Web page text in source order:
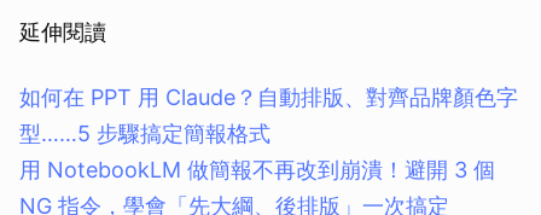
延伸閱讀
如何在 PPT 用 Claude？自動排版、對齊品牌顏色字
型……5 步驟搞定簡報格式
用 NotebookLM 做簡報不再改到崩潰！避開 3 個
NG 指令，學會「先大綱、後排版」一次搞定